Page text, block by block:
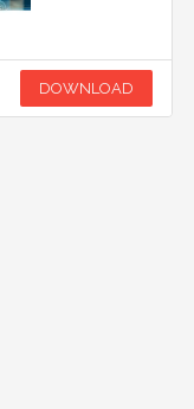
DOWNLOAD